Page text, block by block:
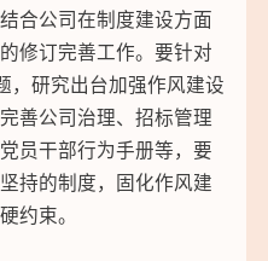
合公司在制度建设方面
修订完善工作。要针对
，研究出台加强作风建设
善公司治理、招标管理
员干部行为手册等，要
持的制度，固化作风建
约束。